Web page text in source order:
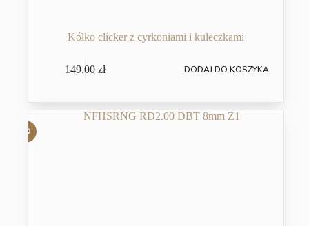
Kółko clicker z cyrkoniami i kuleczkami
149,00zł DODAJ DO KOSZYKA